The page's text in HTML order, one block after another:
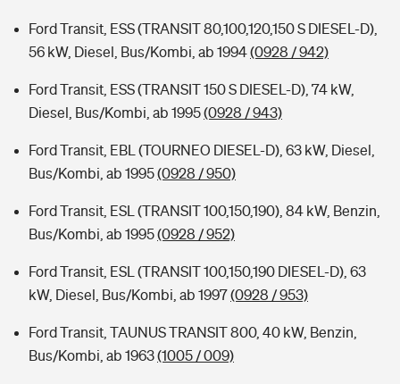
Ford Transit, ESS (TRANSIT 80,100,120,150 S DIESEL-D),
56 kW, Diesel, Bus/Kombi, ab 1994(0928 / 942)
Ford Transit, ESS (TRANSIT 150 S DIESEL-D), 74 kW,
Diesel, Bus/Kombi, ab 1995(0928 / 943)
Ford Transit, EBL (TOURNEO DIESEL-D), 63 kW, Diesel,
Bus/Kombi, ab 1995(0928 / 950)
Ford Transit, ESL (TRANSIT 100,150,190), 84 kW, Benzin,
Bus/Kombi, ab 1995(0928 / 952)
Ford Transit, ESL (TRANSIT 100,150,190 DIESEL-D), 63
kW, Diesel, Bus/Kombi, ab 1997(0928 / 953)
Ford Transit, TAUNUS TRANSIT 800, 40 kW, Benzin,
Bus/Kombi, ab 1963(1005 / 009)